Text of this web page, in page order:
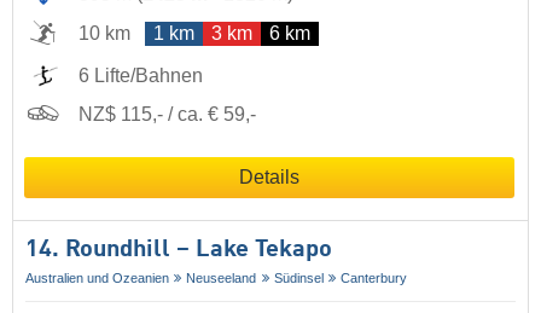
10 km
1 km 3 km 6 km
6 Lifte/Bahnen
NZ$ 115,- / ca. € 59,-
Details
14. Roundhill – Lake Tekapo
Australien und Ozeanien Neuseeland Südinsel Canterbury